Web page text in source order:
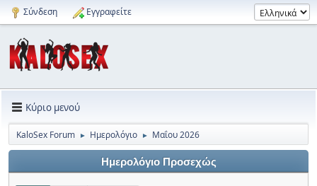
Σύνδεση Εγγραφείτε
Κύριο μενού
KaloSex Forum ► Ημερολόγιο ► Μαΐου 2026
Ημερολόγιο Προσεχώς